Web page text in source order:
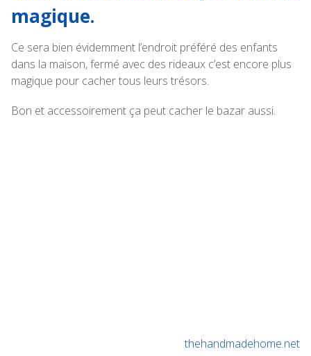
magique.
Ce sera bien évidemment l’endroit préféré des enfants
dans la maison, fermé avec des rideaux c’est encore plus
magique pour cacher tous leurs trésors.
Bon et accessoirement ça peut cacher le bazar aussi.
thehandmadehome.net